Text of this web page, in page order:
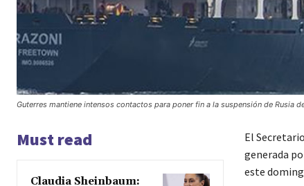
Guterres mantiene intensos contactos para poner fin a la suspensión de Rusia
Must read
Claudia Sheinbaum:
El
generada
este